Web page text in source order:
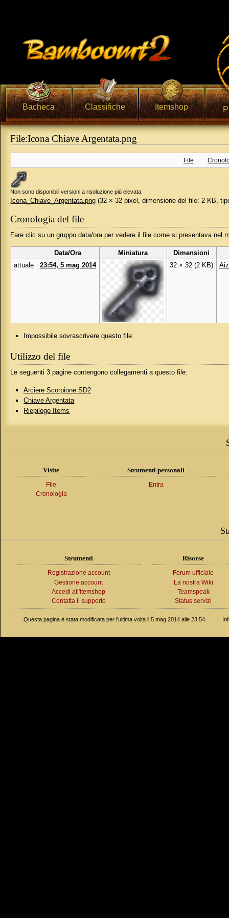
Bacheca Classifiche Itemshop
File:Icona Chiave Argentata.png
File
Non sono disponibili versioni a risoluzione più elevata.
Icona_Chiave_Argentata.png ‎(32 × 32 pixel, dimensione del file: 2 KB,
Cronologia del file
Fare clic su un gruppo data/ora per vedere il file come si presentava nel
Data/Ora Miniatura
Dimensioni
attuale
23:54, 5 mag 2014 32 × 32 (2 KB)
Impossibile sovrascrivere questo file.
Utilizzo del file
Le seguenti 3 pagine contengono collegamenti a questo file:
Arciere Scorpione SD2
Chiave Argentata
Riepilogo Items
Visite
File
Cronologia
Strumenti personali
Entra
Strumenti
Registrazione account
Gestione account
Accedi all'itemshop
Contatta il supporto
Risorse
Forum ufficiale
La nostra Wiki
Teamspeak
Status servizi
Questa pagina è stata modificata per l'ultima volta il 5 mag 2014 alle 23:54.